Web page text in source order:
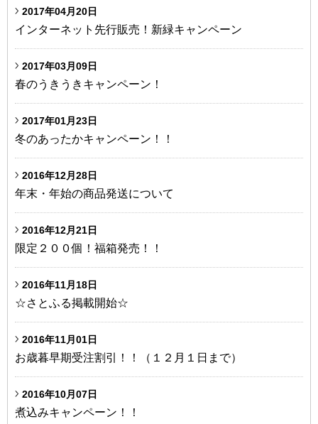
2017年04月20日
インターネット先行販売！新緑キャンペーン
2017年03月09日
春のうきうきキャンペーン！
2017年01月23日
冬のあったかキャンペーン！！
2016年12月28日
年末・年始の商品発送について
2016年12月21日
限定２００個！福箱発売！！
2016年11月18日
☆さとふる掲載開始☆
2016年11月01日
お歳暮早期受注割引！！（１２月１日まで）
2016年10月07日
煮込みキャンペーン！！